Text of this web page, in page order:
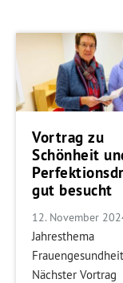
Vortrag zu
Schönheit
gut besucht
12. November
Jahresthema
Nächster Vortrag